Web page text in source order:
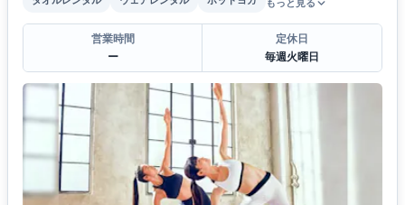
もっと見る
営業時間
ー
定休日
毎週火曜日